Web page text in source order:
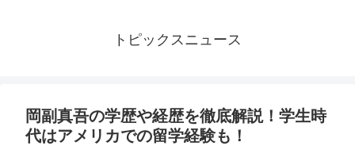
トピックスニュース
岡副真吾の学歴や経歴を徹底解説！学生時
代はアメリカでの留学経験も！